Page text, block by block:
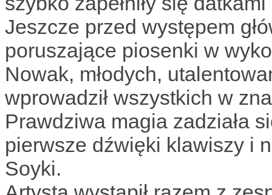
Jeszcze przed występem
poruszające piosenki w
Nowak, młodych,
wprowadził wszystkich w
Prawdziwa magia zadziała
pierwsze dźwięki klawiszy i
Soyki.